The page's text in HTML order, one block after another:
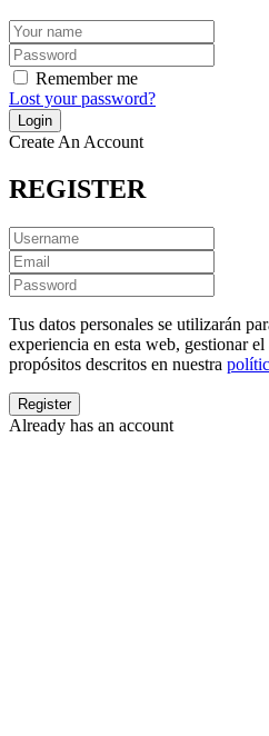
Remember me
Lost your password?
Create An Account
REGISTER
Tus datos personales se utilizarán
experiencia en esta web, gestionar
propósitos descritos en nuestra
Already has an account